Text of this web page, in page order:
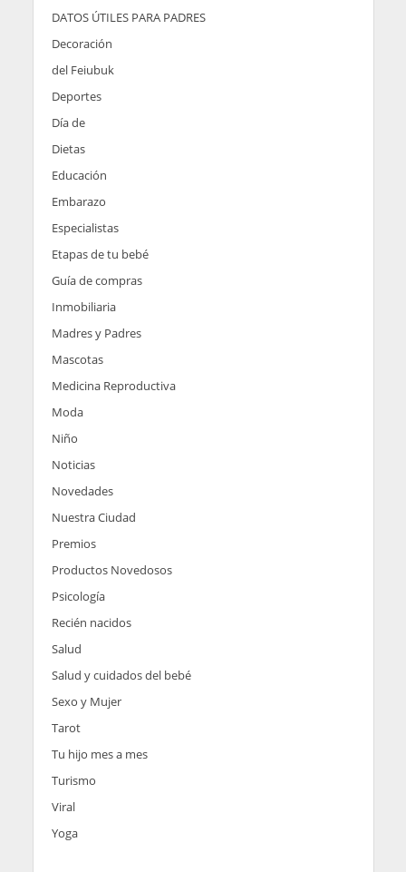
DATOS ÚTILES PARA PADRES
Decoración
del Feiubuk
Deportes
Día de
Dietas
Educación
Embarazo
Especialistas
Etapas de tu bebé
Guía de compras
Inmobiliaria
Madres y Padres
Mascotas
Medicina Reproductiva
Moda
Niño
Noticias
Novedades
Nuestra Ciudad
Premios
Productos Novedosos
Psicología
Recién nacidos
Salud
Salud y cuidados del bebé
Sexo y Mujer
Tarot
Tu hijo mes a mes
Turismo
Viral
Yoga